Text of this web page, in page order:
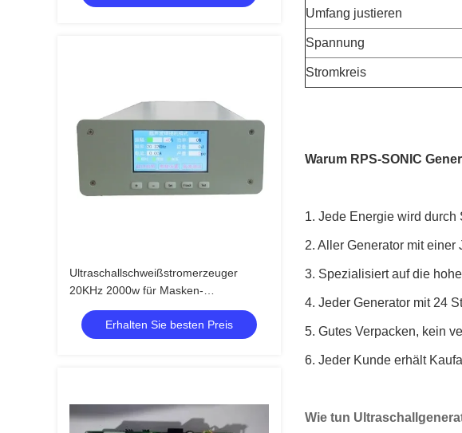
Ultraschallschweißstromerzeuger
20KHz 2000w für Masken-
Schneidmaschine
Erhalten Sie besten Preis
Umfang justieren
Spannung
Stromkreis
Warum RPS-SONIC
1. Jede Energie wird durch
2. Aller Generator mit einer
3. Spezialisiert auf die
4. Jeder Generator mit 24
5. Gutes Verpacken, kein
6. Jeder Kunde erhält
Wie tun